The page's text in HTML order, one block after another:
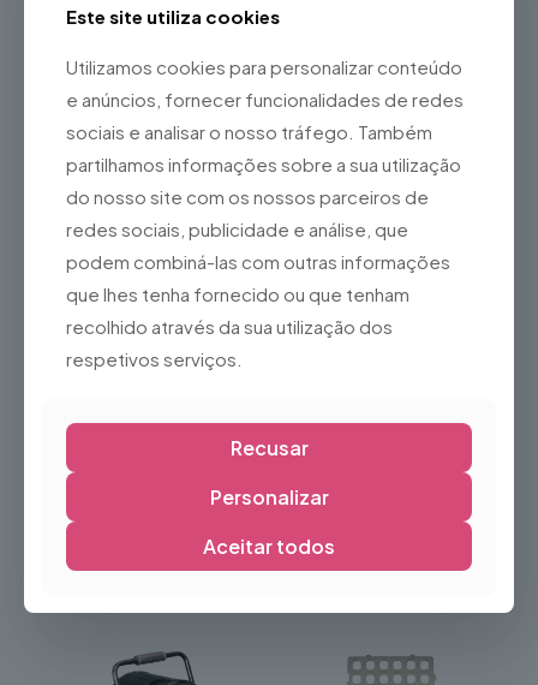
Adequado para utilização em interiores e exteriores
Mercados de Natal
Centros comerciais
Eventos municipais
Festas de Natal
Eventos corporativos
Escolas e associações
Feiras e exposições
Campanhas promocionais
um cenário natalício inesquecível, proporcionando uma
experiência interativa que encanta visitantes de todas as
idades e valoriza qualquer evento de Natal.
Este site utiliza cookies
Utilizamos cookies para personalizar conteúdo
e anúncios, fornecer funcionalidades de redes
sociais e analisar o nosso tráfego. Também
partilhamos informações sobre a sua utilização
do nosso site com os nossos parceiros de
redes sociais, publicidade e análise, que
podem combiná-las com outras informações
que lhes tenha fornecido ou que tenham
recolhido através da sua utilização dos
respetivos serviços.
Recusar
Personalizar
Aceitar todos